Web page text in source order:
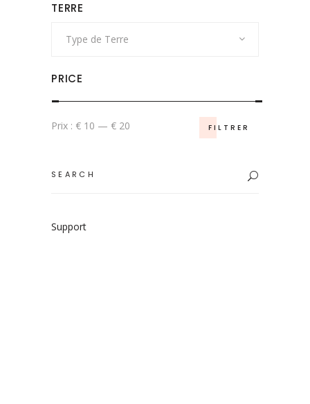
TERRE
Type de Terre
PRICE
Prix
Prix
FILTRER
Prix : € 10 — € 20
for:
Support